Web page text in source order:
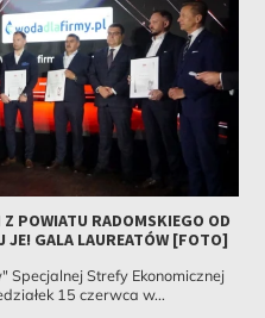
POWIATU RADOMSKIEGO OD
JE! GALA LAUREATÓW [FOTO]
Strefy Ekonomicznej
15 czerwca w...